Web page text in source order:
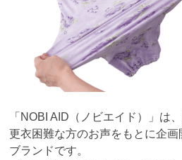
「NOBI AID（ノビエイド）」は
更衣困難な方のお声をもとに企
ブランドです。